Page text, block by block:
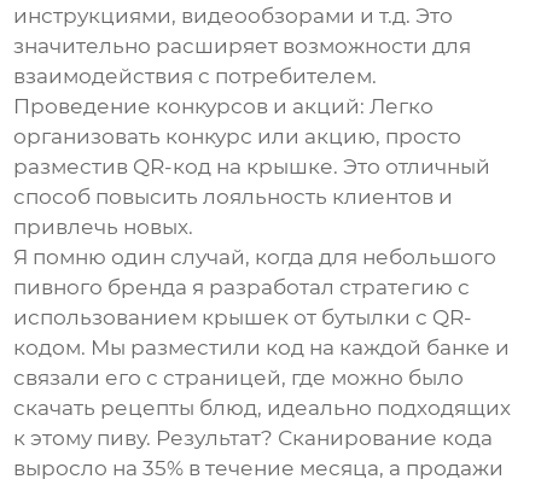
инструкциями, видеообзорами и т.д. Это
значительно расширяет возможности для
взаимодействия с потребителем.
Проведение конкурсов и акций: Легко
организовать конкурс или акцию, просто
разместив QR-код на крышке. Это отличный
способ повысить лояльность клиентов и
привлечь новых.
Я помню один случай, когда для небольшого
пивного бренда я разработал стратегию с
использованием крышек от бутылки с QR-
кодом. Мы разместили код на каждой банке и
связали его с страницей, где можно было
скачать рецепты блюд, идеально подходящих
к этому пиву. Результат? Сканирование кода
выросло на 35% в течение месяца, а продажи